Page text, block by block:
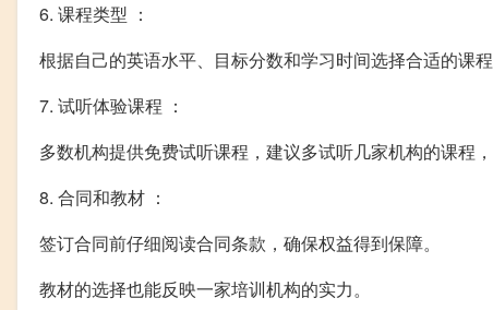
6. 课程类型 ：
根据自己的英语水平、目标分数和学习时间选择合适的课
7. 试听体验课程 ：
多数机构提供免费试听课程，建议多试听几家机构的课程
8. 合同和教材 ：
签订合同前仔细阅读合同条款，确保权益得到保障。
教材的选择也能反映一家培训机构的实力。